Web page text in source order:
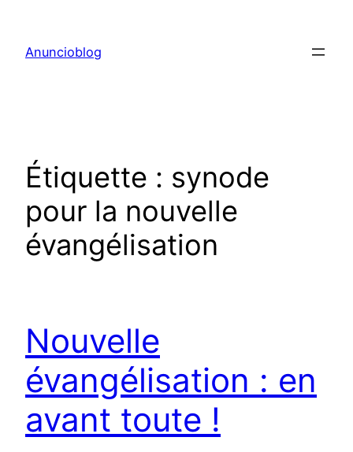
contenu
Anuncioblog
Étiquette : synode
pour la nouvelle
évangélisation
Nouvelle
évangélisation : en
avant toute !